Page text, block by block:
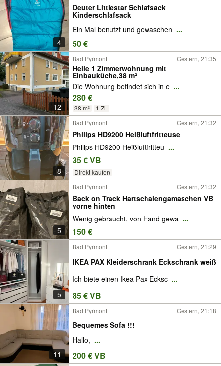
4
Deuter Littlestar Schlafsack
Kinderschlafsack
Ein Mal benutzt und gewaschen ...
50 €
12
Bad Pyrmont Gestern, 21:35
Helle 1 Zimmerwohnung mit
Einbauküche,38 m²
Die Wohnung befindet sich in e ...
280 €
38 m² 1 Zi.
8
Bad Pyrmont Gestern, 21:32
Philips HD9200 Heißluftfritteuse
Philips HD9200 Heißluftfritteu ...
35 € VB
Direkt kaufen
5
Bad Pyrmont Gestern, 21:32
Back on Track Hartschalengamaschen VB
vorne hinten
Wenig gebraucht, von Hand gewa ...
150 €
5
Bad Pyrmont Gestern, 21:29
IKEA PAX Kleiderschrank Eckschrank weiß
Ich biete einen Ikea Pax Ecksc ...
85 € VB
11
Bad Pyrmont Gestern, 21:18
Bequemes Sofa !!!
Hallo, ...
200 € VB